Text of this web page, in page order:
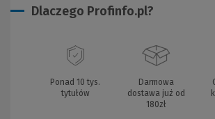
Dlaczego Profinfo.pl?
Ponad 10 tys.
tytułów
Darmowa
dostawa już od
180zł